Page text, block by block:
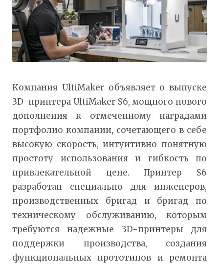
Компания UltiMaker объявляет о выпуске
3D-принтера UltiMaker S6, мощного нового
дополнения к отмеченному наградами
портфолио компании, сочетающего в себе
высокую скорость, интуитивно понятную
простоту использования и гибкость по
привлекательной цене. Принтер S6
разработан специально для инженеров,
производственных бригад и бригад по
техническому обслуживанию, которым
требуются надежные 3D-принтеры для
поддержки производства, создания
функциональных прототипов и ремонта